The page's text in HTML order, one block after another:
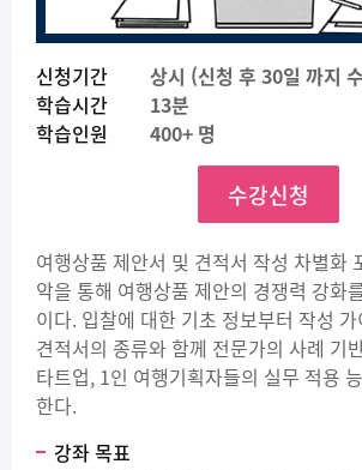
신청기간
상시 (신청 후 30일 까지
학습시간
13분
학습인원
400+ 명
수강신청
여행상품 제안서 및 견적서 작성 차별화
악을 통해 여행상품 제안의 경쟁력 강화
이다. 입찰에 대한 기초 정보부터 작성
견적서의 종류와 함께 전문가의 사례 기
타트업, 1인 여행기획자들의 실무 적용
한다.
강좌 목표